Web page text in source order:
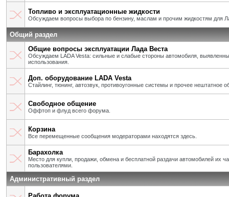
Топливо и эксплуатационные жидкости
Обсуждаем вопросы выбора по бензину, маслам и прочим жидкостям для
Общий раздел
Общие вопросы эксплуатации Лада Веста
Обсуждаем LADA Vesta: сильные и слабые стороны автомобиля,
использования.
Доп. оборудование LADA Vesta
Стайлинг, тюнинг, автозвук, противоугонные системы и прочее нештатное
Свободное общение
Оффтоп и флуд всего форума.
Корзина
Все перемещенные сообщения модераторами находятся здесь.
Барахолка
Место для купли, продажи, обмена и бесплатной раздачи автомобилей их
пользователями.
Административный раздел